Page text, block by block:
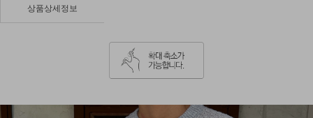
상품상세정보